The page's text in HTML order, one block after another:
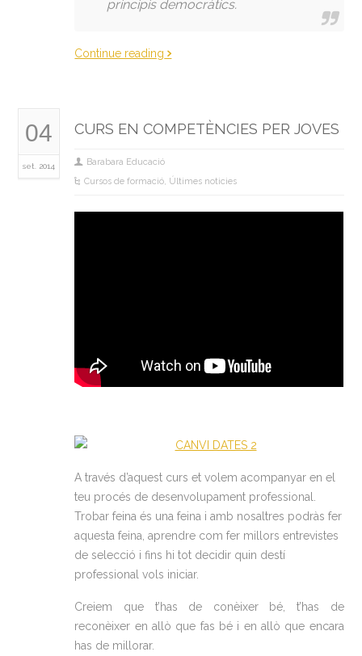
principis democràtics.
Continue reading
04
set. 2014
CURS EN COMPETÈNCIES PER JOVES
Barabara Educació
Cursos de formació, Últimes noticies
A través d’aquest curs et volem acompanyar en el
teu procés de desenvolupament professional.
Trobar feina és una feina i amb nosaltres podràs fer
aquesta feina, aprendre com fer millors entrevistes
de selecció i fins hi tot decidir quin destí
professional vols iniciar.
Creiem que t’has de conèixer bé, t’has de
reconèixer en allò que fas bé i en allò que encara
has de millorar.